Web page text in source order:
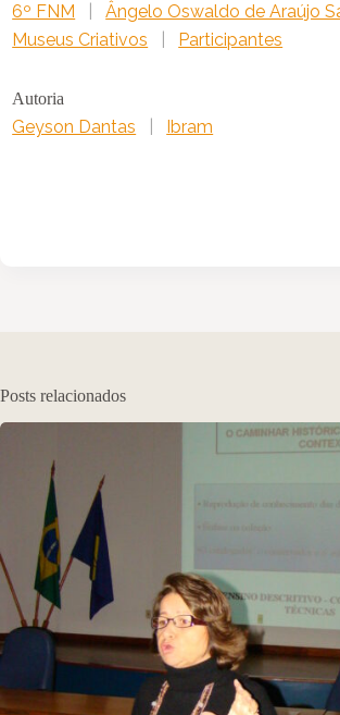
6º FNM Ângelo Oswaldo de Araújo
Museus Criativos
Participantes
Autoria
Geyson Dantas Ibram
Posts relacionados